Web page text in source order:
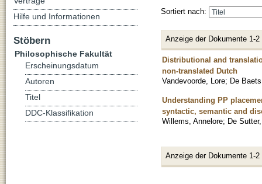
Sortiert nach:
Anzeige der Dokumente 1-2
Distributional and
non-translated Dutch
Vandevoorde, Lore; De
Understanding PP
syntactic, semantic and
Willems, Annelore; De
Anzeige der Dokumente 1-2
Hilfe und Informationen
Stöbern
Philosophische Fakultät
Erscheinungsdatum
Autoren
Titel
DDC-Klassifikation